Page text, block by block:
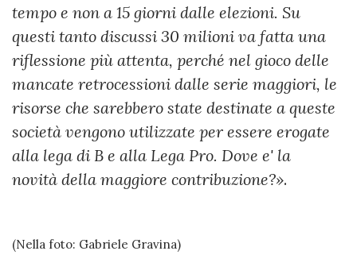
tempo e non a 15 giorni dalle elezioni. Su
questi tanto discussi 30 milioni va fatta una
riflessione più attenta, perché nel gioco delle
mancate retrocessioni dalle serie maggiori, le
risorse che sarebbero state destinate a queste
società vengono utilizzate per essere erogate
alla lega di B e alla Lega Pro. Dove e' la
novità della maggiore contribuzione?».
(Nella foto: Gabriele Gravina)